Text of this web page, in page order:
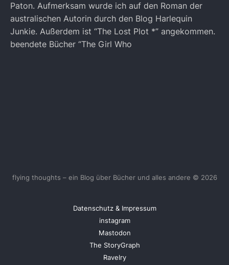
Paton. Aufmerksam wurde ich auf den Roman der
australischen Autorin durch den Blog Harlequin
Junkie. Außerdem ist “The Lost Plot *” angekommen.
beendete Bücher “The Girl Who
flying thoughts – ein Blog über Bücher und alles andere © 2026
Datenschutz & Impressum
instagram
Mastodon
The StoryGraph
Ravelry